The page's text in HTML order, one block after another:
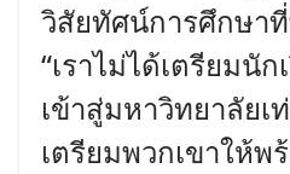
วิสัยทัศน์การศึกษา
“เราไม่ได้เตรียมนัก
เข้าสู่มหาวิทยาลัยเ
เตรียมพวกเขาให้พ